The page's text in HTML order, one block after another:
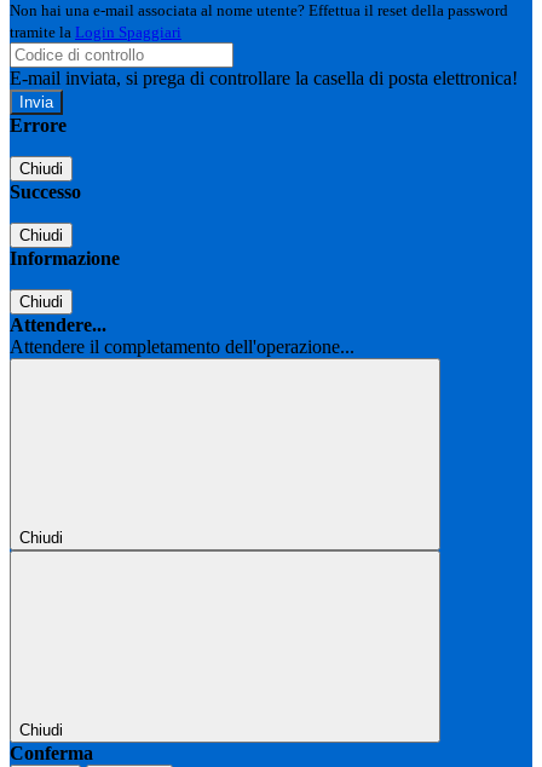
Non hai una e-mail associata al nome utente? Effettua il reset della password
tramite la Login Spaggiari
E-mail inviata, si prega di controllare la casella di posta elettronica!
Errore
Chiudi
Successo
Chiudi
Informazione
Chiudi
Attendere...
Attendere il completamento dell'operazione...
Chiudi
Chiudi
Conferma